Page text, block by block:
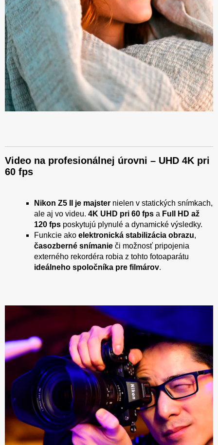
Video na profesionálnej úrovni – UHD 4K pri
60 fps
Nikon Z5 II je majster nielen v statických snímkach,
ale aj vo videu. 4K UHD pri 60 fps a Full HD až
120 fps poskytujú plynulé a dynamické výsledky.
Funkcie ako elektronická stabilizácia obrazu,
časozberné snímanie či možnosť pripojenia
externého rekordéra robia z tohto fotoaparátu
ideálneho spoločníka pre filmárov.